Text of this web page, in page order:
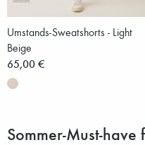
Umstands-Sweatshorts - Light
Beige
65,00 €
Sommer-Must-